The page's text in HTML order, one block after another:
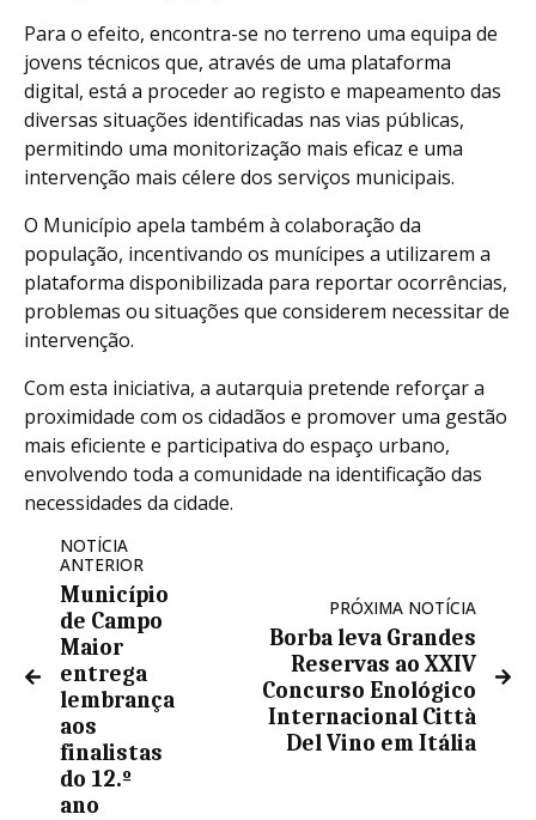
Para o efeito, encontra-se no terreno uma equipa de
jovens técnicos que, através de uma plataforma
digital, está a proceder ao registo e mapeamento das
diversas situações identificadas nas vias públicas,
permitindo uma monitorização mais eficaz e uma
intervenção mais célere dos serviços municipais.
O Município apela também à colaboração da
população, incentivando os munícipes a utilizarem a
plataforma disponibilizada para reportar ocorrências,
problemas ou situações que considerem necessitar de
intervenção.
Com esta iniciativa, a autarquia pretende reforçar a
proximidade com os cidadãos e promover uma gestão
mais eficiente e participativa do espaço urbano,
envolvendo toda a comunidade na identificação das
necessidades da cidade.
NOTÍCIA
ANTERIOR
Município
de Campo
Maior
entrega
lembrança
aos
finalistas
do 12.º
ano
PRÓXIMA NOTÍCIA
Borba leva Grandes
Reservas ao XXIV
Concurso Enológico
Internacional Città
Del Vino em Itália